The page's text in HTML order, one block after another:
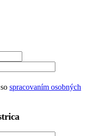
spracovaním osobných